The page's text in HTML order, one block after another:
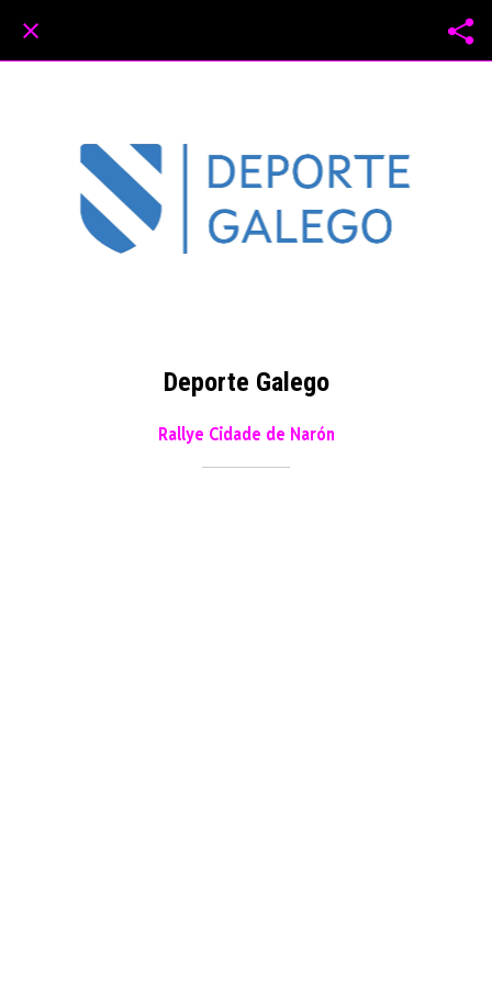
Deporte Galego
Rallye Cidade de Narón